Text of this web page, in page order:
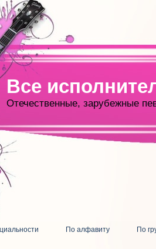
Все
Отечественные, зарубежные
По алфавиту
По